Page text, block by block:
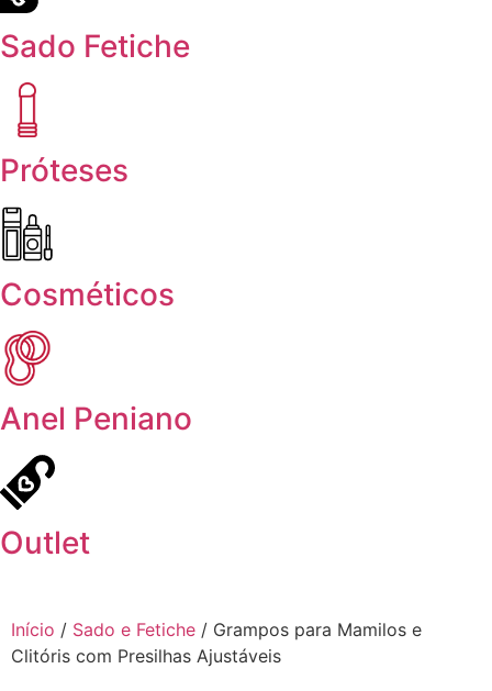
Sado Fetiche
Próteses
Cosméticos
Anel Peniano
Outlet
Início / Sado e Fetiche / Grampos para Mamilos e
Clitóris com Presilhas Ajustáveis